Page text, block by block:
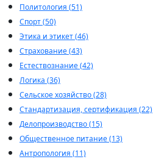
Политология (51)
Спорт (50)
Этика и этикет (46)
Страхование (43)
Естествознание (42)
Логика (36)
Сельское хозяйство (28)
Стандартизация, сертификация (22)
Делопроизводство (15)
Общественное питание (13)
Антропология (11)